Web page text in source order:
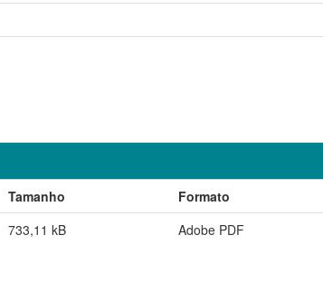
Tamanho
Formato
733,11 kB Adobe PDF